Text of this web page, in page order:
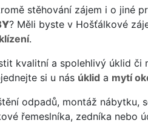
stěhování zájem i o jiné
? Měli byste v Hošťálkové
.
kvalitní a spolehlivý úklid
si u nás úklid a mytí
odpadů, montáž nábytku,
řemeslníka, zedníka nebo